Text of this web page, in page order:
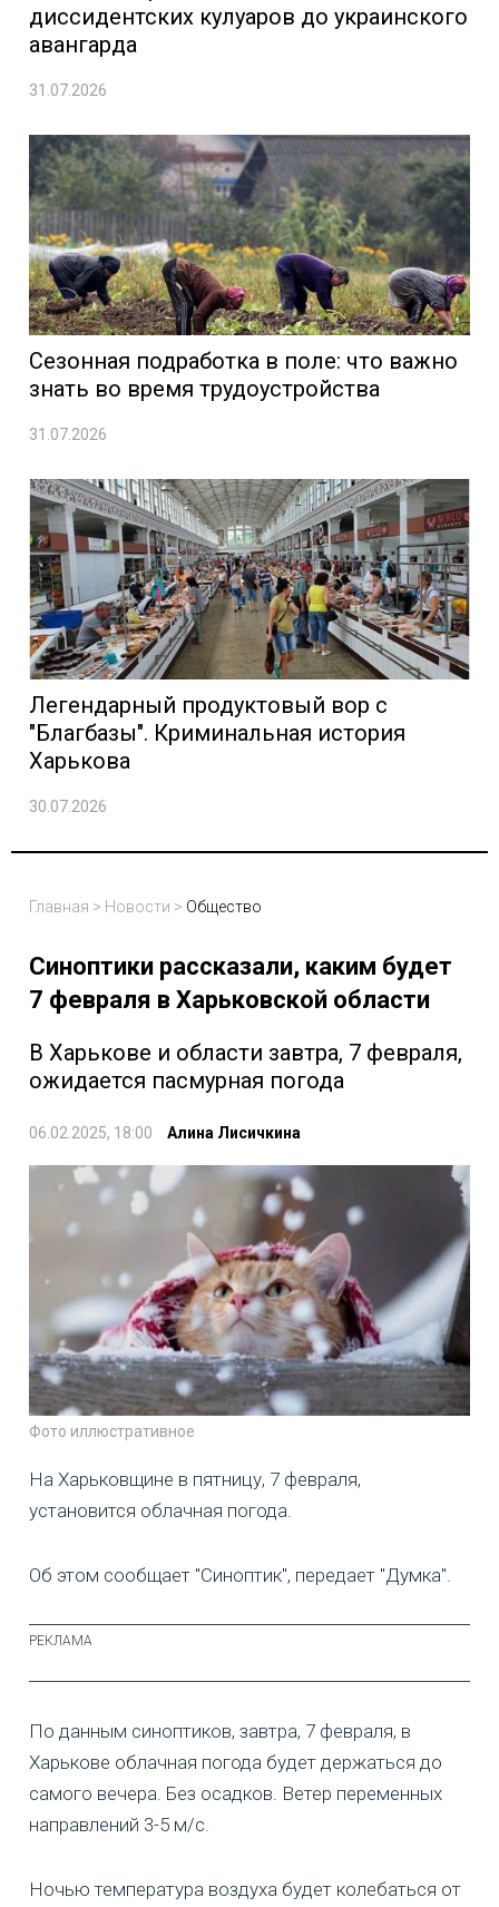
диссидентских кулуаров до украинского
авангарда
31.07.2026
Сезонная подработка в поле: что важно
знать во время трудоустройства
31.07.2026
Легендарный продуктовый вор с
"Благбазы". Криминальная история
Харькова
30.07.2026
Главная > Новости > Общество
Синоптики рассказали, каким будет
7 февраля в Харьковской области
В Харькове и области завтра, 7 февраля,
ожидается пасмурная погода
06.02.2025, 18:00 Алина Лисичкина
Фото иллюстративное
На Харьковщине в пятницу, 7 февраля,
установится облачная погода.
Об этом сообщает "Синоптик", передает "Думка".
По данным синоптиков, завтра, 7 февраля, в
Харькове облачная погода будет держаться до
самого вечера. Без осадков. Ветер переменных
направлений 3-5 м/с.
Ночью температура воздуха будет колебаться от